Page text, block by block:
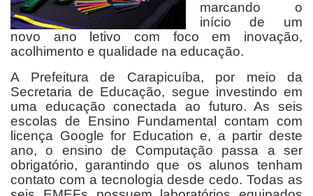
marcando o
início de um
novo ano letivo com foco em inovação,
acolhimento e qualidade na educação.
A Prefeitura de Carapicuíba, por meio da
Secretaria de Educação, segue investindo em
uma educação conectada ao futuro. As seis
escolas de Ensino Fundamental contam com
licença Google for Education e, a partir deste
ano, o ensino de Computação passa a ser
obrigatório, garantindo que os alunos tenham
contato com a tecnologia desde cedo. Todas as